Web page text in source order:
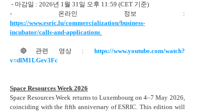
- 마감일 : 2026년 1월 31일 오후 11:59 (CET 기준)
- 온라인 정보 :
https://www.esric.lu/commercialization/business-
incubator/calls-and-applications
🔴 관련 영상 : https://www.youtube.com/watch?
v=dlM1LGev3Fc
Space Resources Week 2026
Space Resources Week returns to Luxembourg on 4–7 May 2026,
coinciding with the fifth anniversary of ESRIC. This edition will